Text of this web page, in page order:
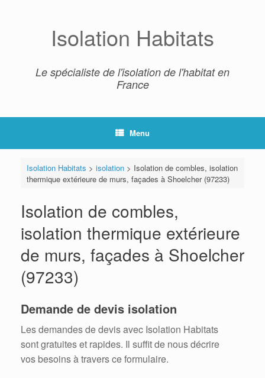
Isolation Habitats
Le spécialiste de l'isolation de l'habitat en
France
Menu
Isolation Habitats > isolation> Isolation de combles, isolation
thermique extérieure de murs, façades à Shoelcher (97233)
Isolation de combles,
isolation thermique extérieure
de murs, façades à Shoelcher
(97233)
Demande de devis isolation
Les demandes de devis avec Isolation Habitats
sont gratuites et rapides. Il suffit de nous décrire
vos besoins à travers ce formulaire.